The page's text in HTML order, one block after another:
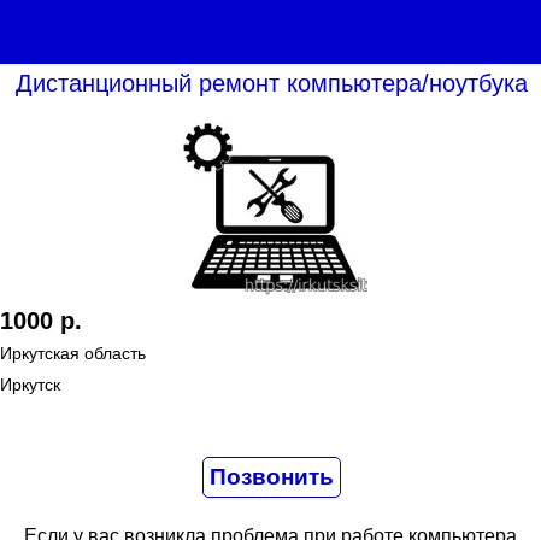
Дистанционный ремонт компьютера/ноутбука
1000 р.
Иркутская область
Иркутск
Если у вас возникла проблема при работе компьютера